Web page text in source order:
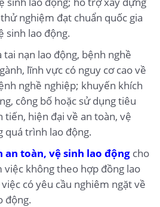
nghiệm đạt chuẩn quốc gia
sinh lao động.
nạn lao động, bệnh nghề
lĩnh vực có nguy cơ cao về
nghề nghiệp; khuyến khích
công bố hoặc sử dụng tiêu
tiến, hiện đại về an toàn, vệ
quá trình lao động.
an toàn, vệ sinh lao độngcho
việc không theo hợp đồng lao
có yêu cầu nghiêm ngặt về
động.